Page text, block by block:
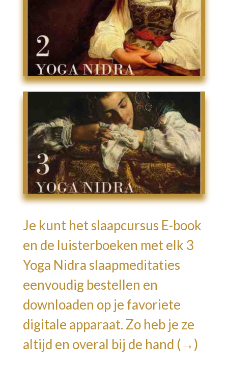
Je kunt het slaapcursus E-book
en de luisterboeken met elk 3
Yoga Nidra slaapmeditaties
eenvoudig bestellen en
downloaden op je favoriete
digitale apparaat. Zo heb je ze
altijd en overal bij de hand (→)